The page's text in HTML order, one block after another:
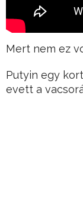
Mert nem ez
Putyin egy
evett a